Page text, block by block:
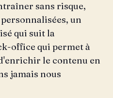
sans risque,
un
qui suit la
office qui permet à
le contenu en
jamais nous